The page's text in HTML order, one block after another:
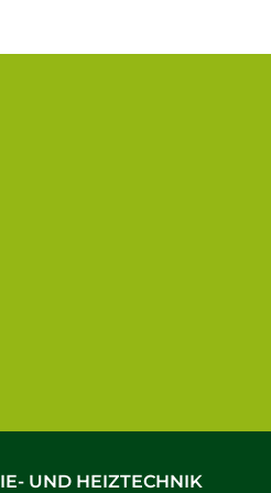
UND HEIZTECHNIK